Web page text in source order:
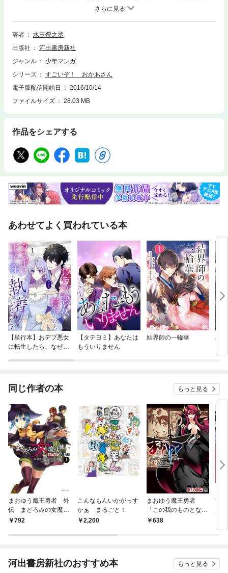
かわいい漫画がオールカラーで初単行本化。
著者
水玉螢之丞
出版社
河出書房新社
ジャンル
少年マンガ
シリーズ
すごいぞ！ おかあさん
電子版配信開始日
2016/10/14
ファイルサイズ
28.03 MB
作品をシェアする
あわせてよく買われている本
【単行本】おデブ悪女
に転生したら、なぜか
【タテヨミ】あなたは
もういりません
結界師の一輪華
バ
今
同じ作者の本 もっと見る
まおゆう魔王勇者 外
伝 まどろみの女魔法
使い（１）
792
こんなもんいかがっす
かぁ まるごと！
2,200
まおゆう魔王勇者
「この我のものとな
れ、勇者よ」「断
638
す
河出書房新社のおすすめ本 もっと見る